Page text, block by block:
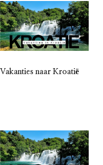
Vakanties naar Kroatië